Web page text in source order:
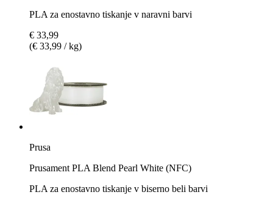
PLA za enostavno tiskanje v naravni barvi
€ 33,99
(€ 33,99 / kg)
Prusa
Prusament PLA Blend Pearl White (NFC)
PLA za enostavno tiskanje v biserno beli barvi